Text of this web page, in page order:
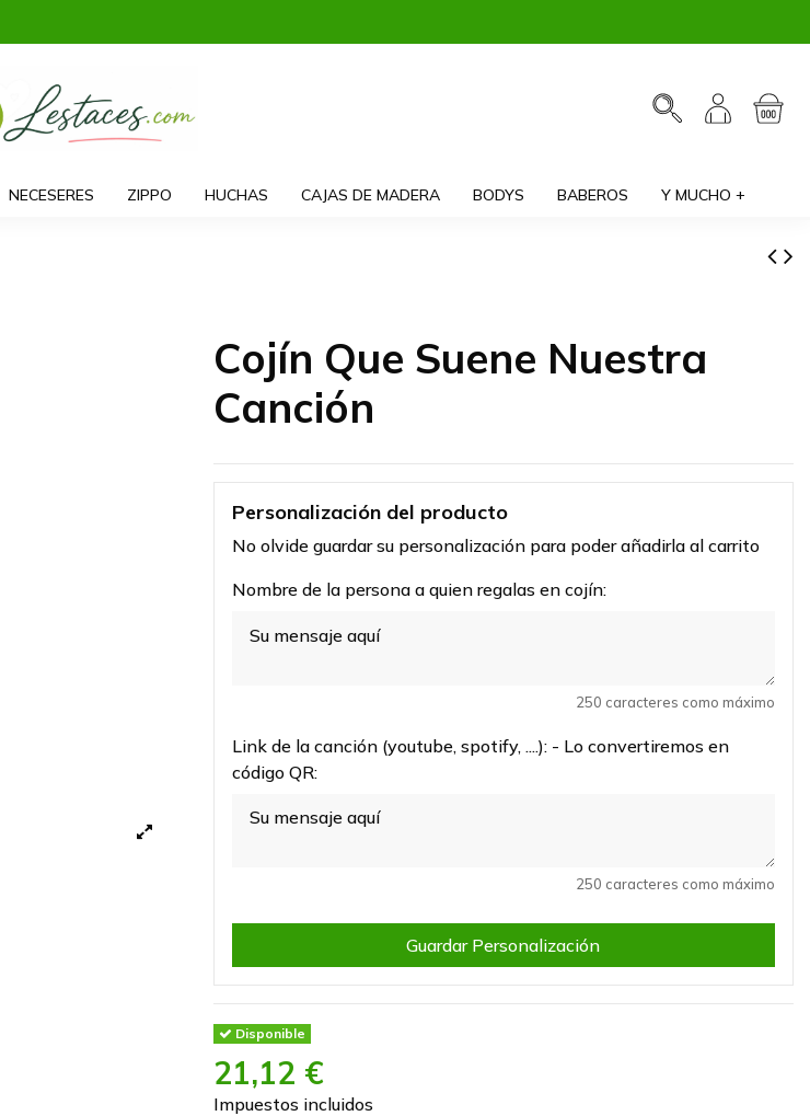
NECESERES ZIPPO HUCHAS CAJAS DE MADERA BODYS BABEROS Y MUCHO +
Cojín Que Suene Nuestra
Canción
Personalización del producto
No olvide guardar su personalización para poder añadirla al carrito
Nombre de la persona a quien regalas en cojín:
250 caracteres como máximo
Link de la canción (youtube, spotify, ....): - Lo convertiremos en
código QR:
250 caracteres como máximo
Guardar Personalización
Disponible
21,12 €
Impuestos incluidos